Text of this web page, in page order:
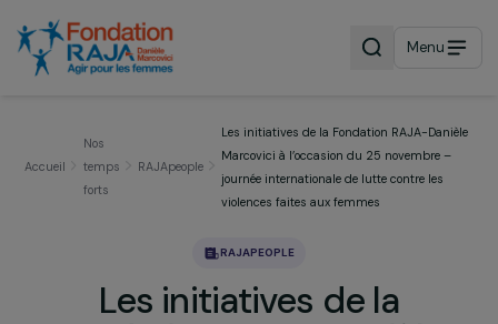
Menu
temps
RAJApeople
Les initiatives de la Fondation RAJA-
Marcovici à l’occasion du 25 novembre
journée internationale de lutte contre les